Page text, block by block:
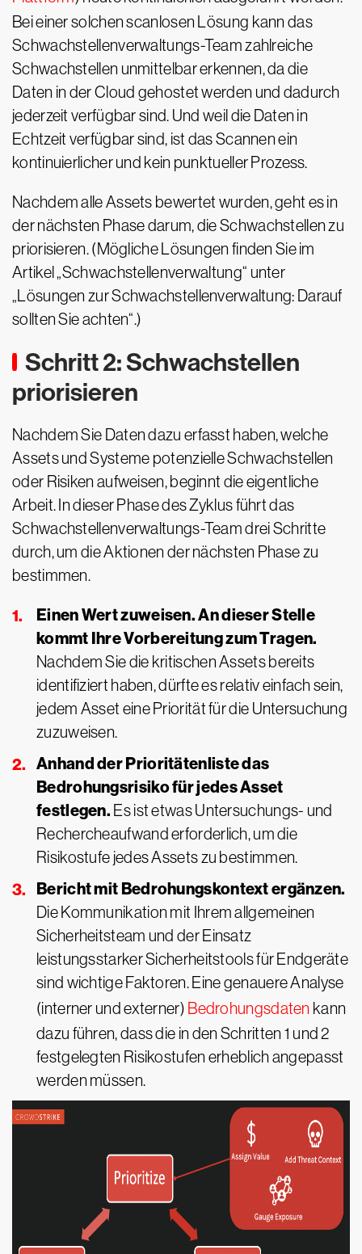
Bei einer solchen scanlosen Lösung kann das
Schwachstellenverwaltungs-Team zahlreiche
Schwachstellen unmittelbar erkennen, da die
Daten in der Cloud gehostet werden und dadurch
jederzeit verfügbar sind. Und weil die Daten in
Echtzeit verfügbar sind, ist das Scannen ein
kontinuierlicher und kein punktueller Prozess.
Nachdem alle Assets bewertet wurden, geht es in
der nächsten Phase darum, die Schwachstellen zu
priorisieren. (Mögliche Lösungen finden Sie im
Artikel „Schwachstellenverwaltung“ unter
„Lösungen zur Schwachstellenverwaltung: Darauf
sollten Sie achten“.)
Schritt 2: Schwachstellen
priorisieren
Nachdem Sie Daten dazu erfasst haben, welche
Assets und Systeme potenzielle Schwachstellen
oder Risiken aufweisen, beginnt die eigentliche
Arbeit. In dieser Phase des Zyklus führt das
Schwachstellenverwaltungs-Team drei Schritte
durch, um die Aktionen der nächsten Phase zu
bestimmen.
Einen Wert zuweisen. An dieser Stelle
kommt Ihre Vorbereitung zum Tragen.
Nachdem Sie die kritischen Assets bereits
identifiziert haben, dürfte es relativ einfach sein,
jedem Asset eine Priorität für die Untersuchung
zuzuweisen.
Anhand der Prioritätenliste das
Bedrohungsrisiko für jedes Asset
festlegen. Es ist etwas Untersuchungs- und
Rechercheaufwand erforderlich, um die
Risikostufe jedes Assets zu bestimmen.
Bericht mit Bedrohungskontext ergänzen.
Die Kommunikation mit Ihrem allgemeinen
Sicherheitsteam und der Einsatz
leistungsstarker Sicherheitstools für Endgeräte
sind wichtige Faktoren. Eine genauere Analyse
(interner und externer) Bedrohungsdaten kann
dazu führen, dass die in den Schritten 1 und 2
festgelegten Risikostufen erheblich angepasst
werden müssen.